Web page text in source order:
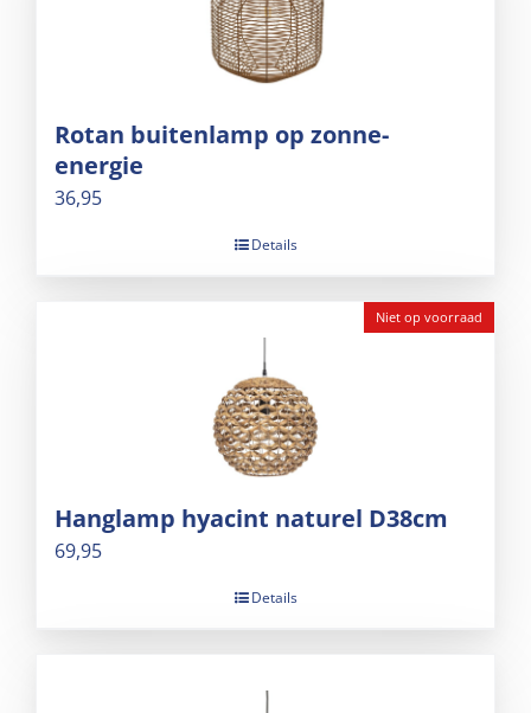
Rotan buitenlamp op zonne-
energie
36,95
Details
Niet op voorraad
Hanglamp hyacint naturel D38cm
69,95
Details